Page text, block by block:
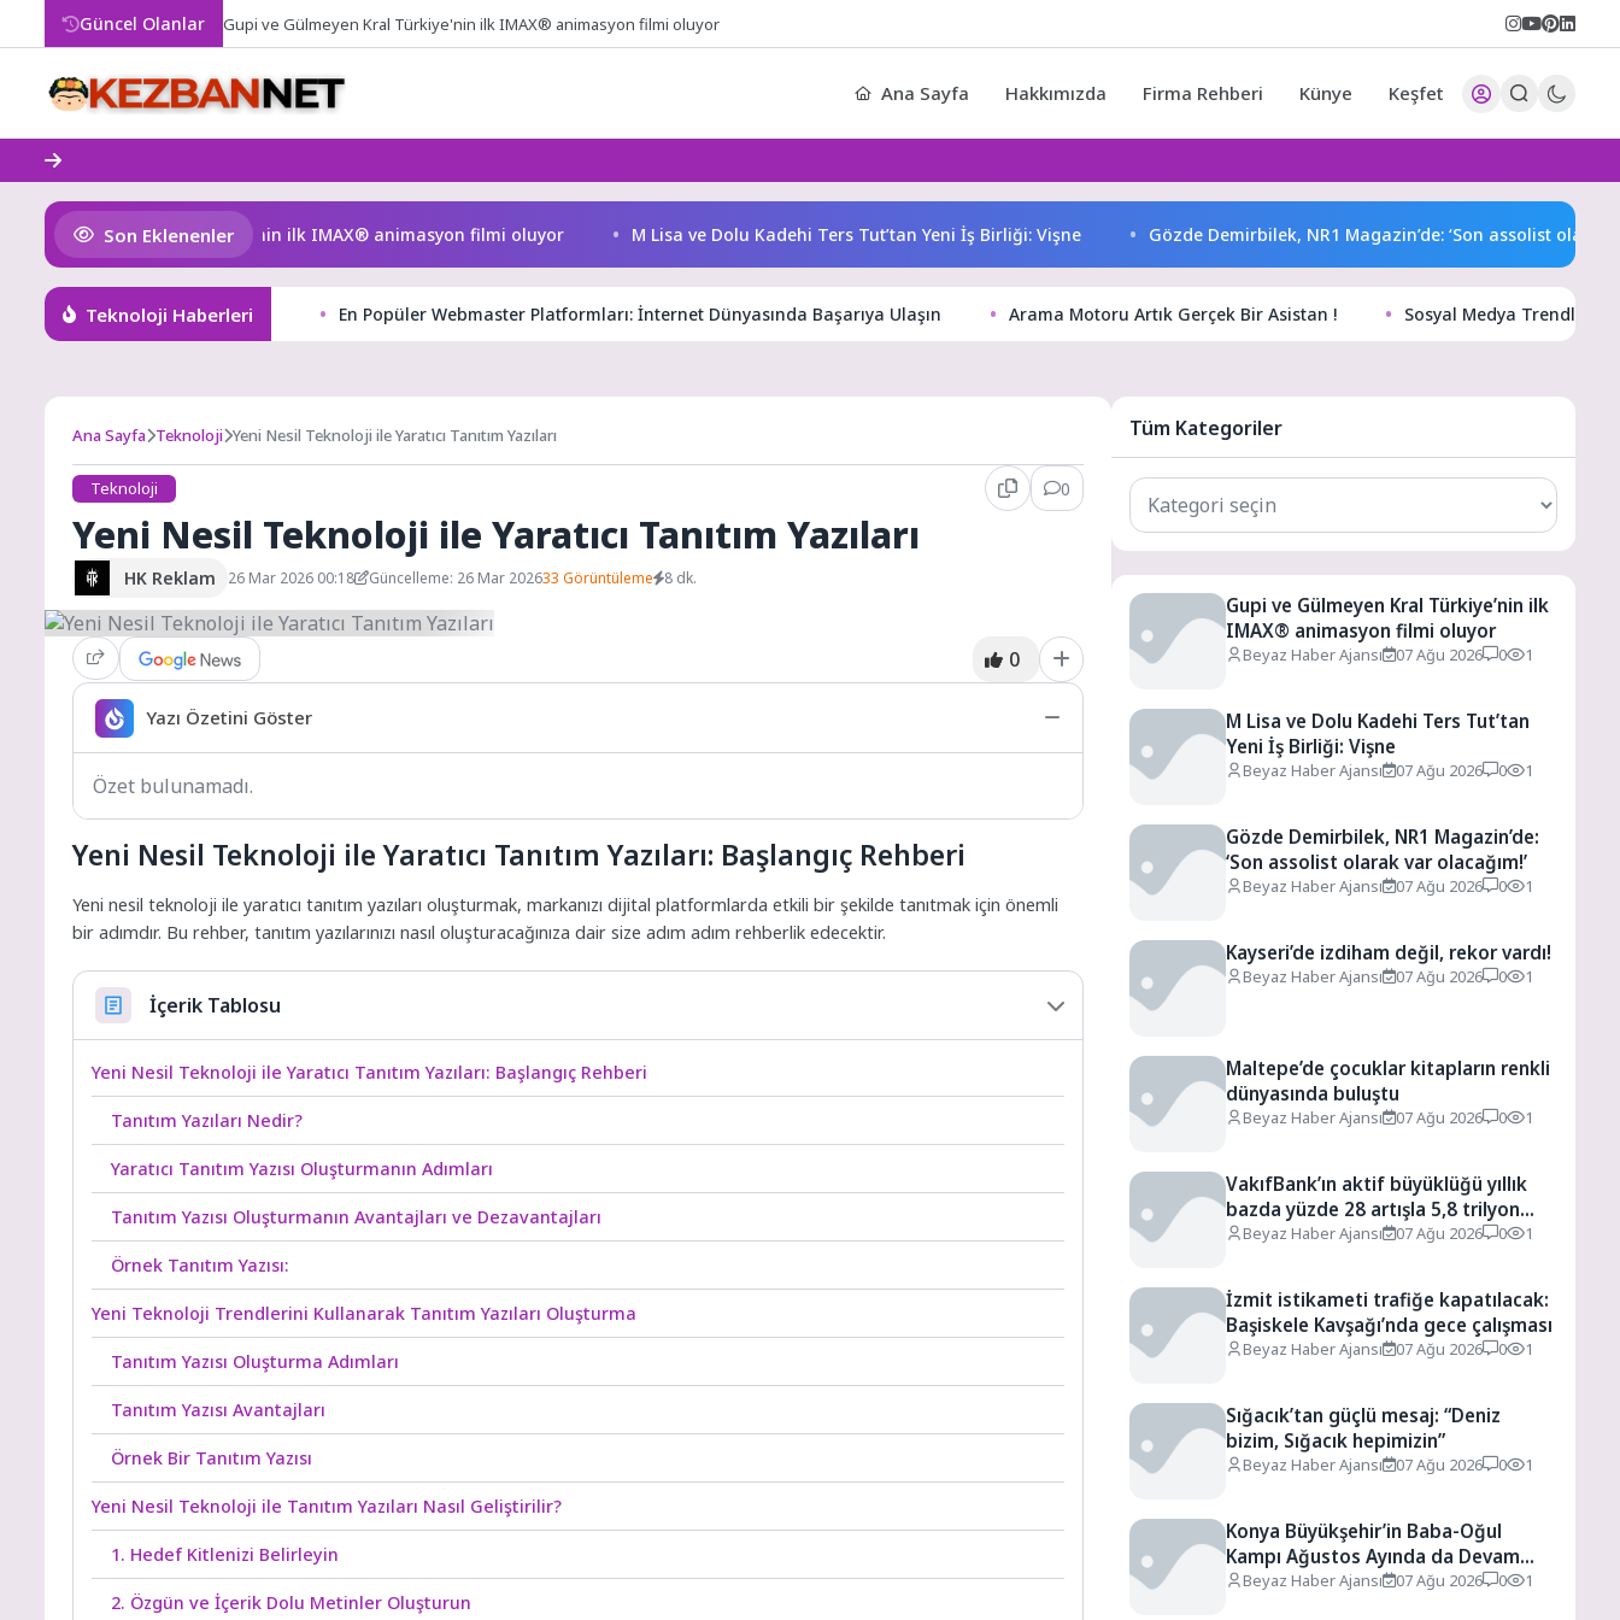
Güncel Olanlar Gupi ve Gülmeyen Kral Türkiye'nin ilk IMAX® animasyon filmi oluyor
Ana Sayfa Hakkımızda Firma Rehberi Künye Keşfet
Son Eklenenler
Gülmeyen Kral Türkiye’nin ilk IMAX® animasyon filmi oluyor M Lisa ve Dolu Kadehi Ters Tut’tan Yeni İş Birliği: Vişne Gözde Demirbilek, NR1 Magazin’de: ‘Son assolist olarak var
Teknoloji Haberleri En Popüler Webmaster Platformları: İnternet Dünyasında Başarıya Ulaşın Arama Motoru Artık Gerçek Bir Asistan ! Sosyal Medya Trendleri
Ana Sayfa Teknoloji Yeni Nesil Teknoloji ile Yaratıcı Tanıtım Yazıları
Teknoloji 0
Yeni Nesil Teknoloji ile Yaratıcı Tanıtım Yazıları
HK Reklam 26 Mar 2026 00:18 Güncelleme: 26 Mar 202633 Görüntüleme 8 dk.
0
Yazı Özetini Göster
Özet bulunamadı.
Yeni Nesil Teknoloji ile Yaratıcı Tanıtım Yazıları: Başlangıç Rehberi
Yeni nesil teknoloji ile yaratıcı tanıtım yazıları oluşturmak, markanızı dijital platformlarda etkili bir şekilde tanıtmak için önemli
bir adımdır. Bu rehber, tanıtım yazılarınızı nasıl oluşturacağınıza dair size adım adım rehberlik edecektir.
İçerik Tablosu
Yeni Nesil Teknoloji ile Yaratıcı Tanıtım Yazıları: Başlangıç Rehberi
Tanıtım Yazıları Nedir?
Yaratıcı Tanıtım Yazısı Oluşturmanın Adımları
Tanıtım Yazısı Oluşturmanın Avantajları ve Dezavantajları
Örnek Tanıtım Yazısı:
Yeni Teknoloji Trendlerini Kullanarak Tanıtım Yazıları Oluşturma
Tanıtım Yazısı Oluşturma Adımları
Tanıtım Yazısı Avantajları
Örnek Bir Tanıtım Yazısı
Yeni Nesil Teknoloji ile Tanıtım Yazıları Nasıl Geliştirilir?
1. Hedef Kitlenizi Belirleyin
2. Özgün ve İçerik Dolu Metinler Oluşturun
Tüm Kategoriler
Tüm
Kategoriler
Gupi ve Gülmeyen Kral Türkiye’nin ilk
IMAX® animasyon filmi oluyor
Beyaz Haber Ajansı 07 Ağu 2026 0 1
M Lisa ve Dolu Kadehi Ters Tut’tan
Yeni İş Birliği: Vişne
Beyaz Haber Ajansı 07 Ağu 2026 0 1
Gözde Demirbilek, NR1 Magazin’de:
‘Son assolist olarak var olacağım!’
Beyaz Haber Ajansı 07 Ağu 2026 0 1
Kayseri’de izdiham değil, rekor vardı!
Beyaz Haber Ajansı 07 Ağu 2026 0 1
Maltepe’de çocuklar kitapların renkli
dünyasında buluştu
Beyaz Haber Ajansı 07 Ağu 2026 0 1
VakıfBank’ın aktif büyüklüğü yıllık
bazda yüzde 28 artışla 5,8 trilyon
TL’yi aştı
Beyaz Haber Ajansı 07 Ağu 2026 0 1
İzmit istikameti trafiğe kapatılacak:
Başiskele Kavşağı’nda gece çalışması
Beyaz Haber Ajansı 07 Ağu 2026 0 1
Sığacık’tan güçlü mesaj: “Deniz
bizim, Sığacık hepimizin”
Beyaz Haber Ajansı 07 Ağu 2026 0 1
Konya Büyükşehir’in Baba-Oğul
Kampı Ağustos Ayında da Devam
Edecek
Beyaz Haber Ajansı 07 Ağu 2026 0 1